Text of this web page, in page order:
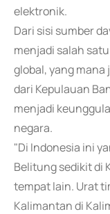
elektronik.
Dari sisi sumber
menjadi salah
global, yang
dari Kepulauan
menjadi
negara.
"Di Indonesia ini
Belitung sedikit di
tempat lain. Urat
Kalimantan di